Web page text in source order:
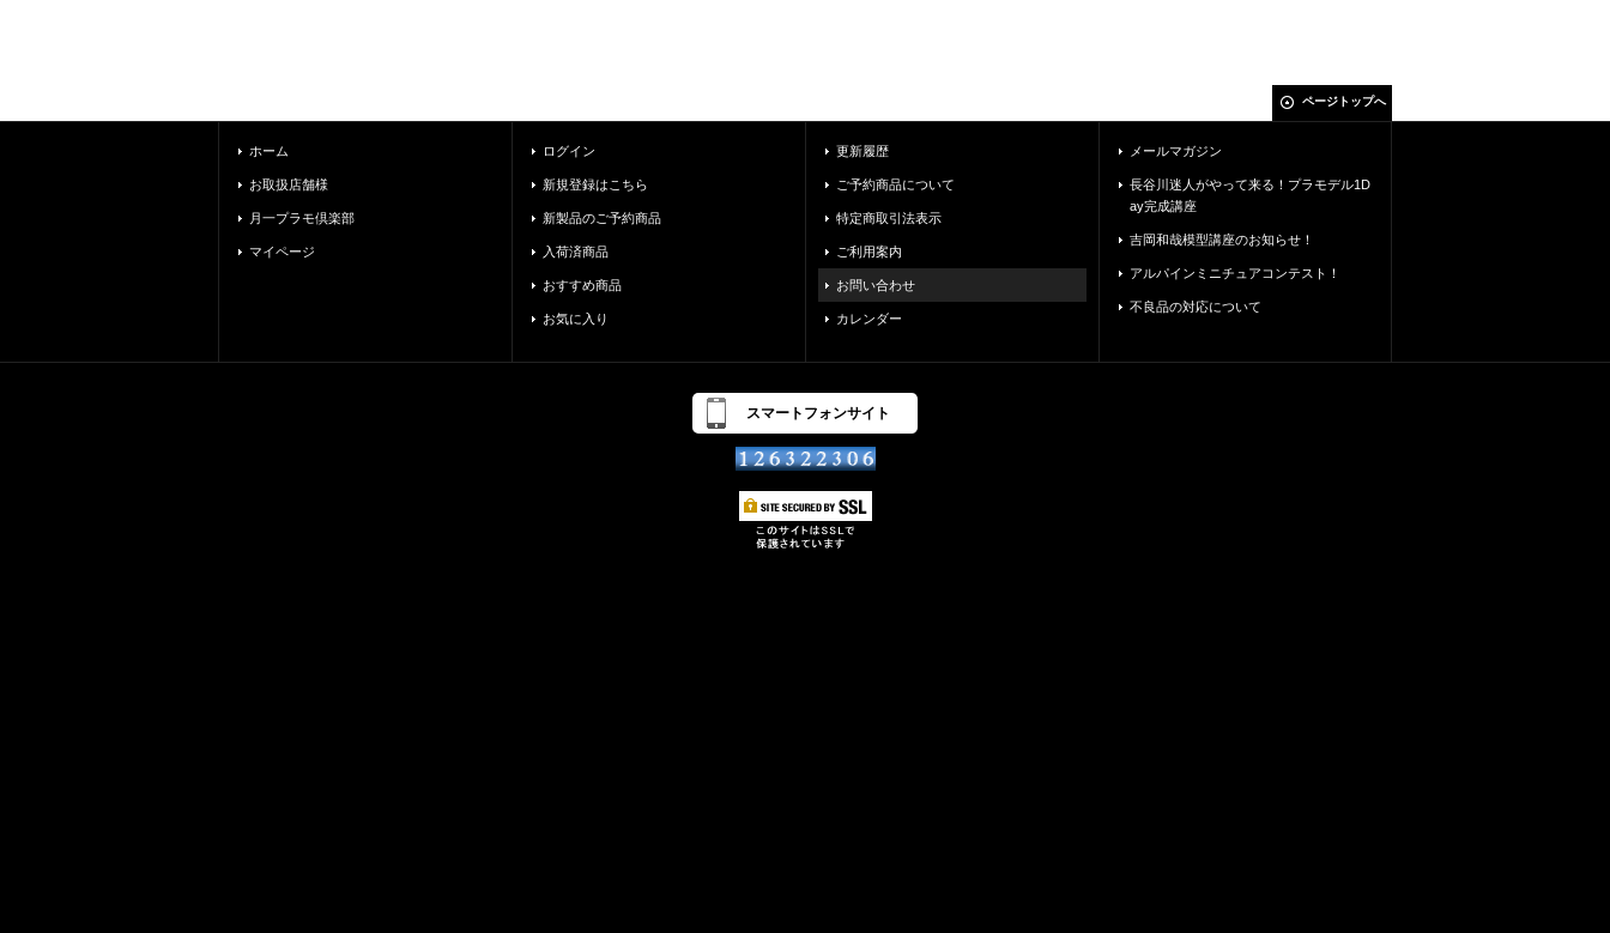
ページトップへ
ホーム
お取扱店舗様
月一プラモ倶楽部
マイページ
ログイン
新規登録はこちら
新製品のご予約商品
入荷済商品
おすすめ商品
お気に入り
更新履歴
ご予約商品について
特定商取引法表示
ご利用案内
お問い合わせ
カレンダー
メールマガジン
長谷川迷人がやって来る！プラモデル1D
ay完成講座
吉岡和哉模型講座のお知らせ！
アルパインミニチュアコンテスト！
不良品の対応について
スマートフォンサイト